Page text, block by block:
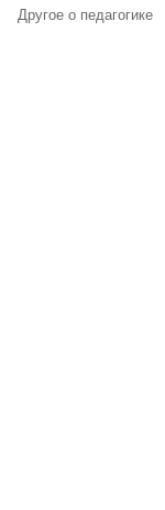
Другое о педагогике